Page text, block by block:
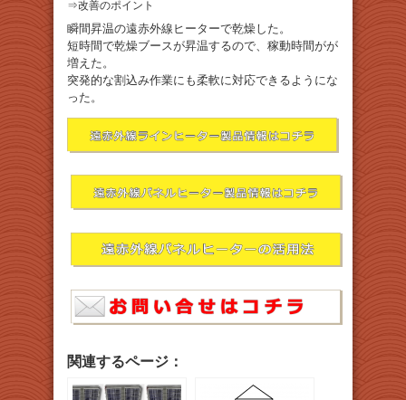
⇒改善のポイント
瞬間昇温の遠赤外線ヒーターで乾燥した。
短時間で乾燥ブースが昇温するので、稼動時間がが
増えた。
突発的な割込み作業にも柔軟に対応できるようにな
った。
関連するページ：